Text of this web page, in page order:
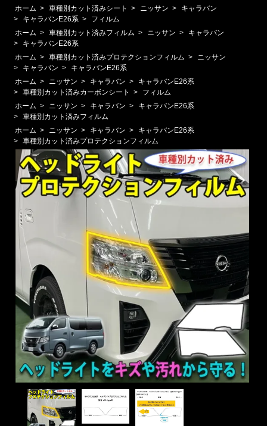
ホーム > 車種別カット済みシート > ニッサン >
キャラバン
>
キャラバンE26系 >
フィルム
ホーム > 車種別カット済みフィルム > ニッサン >
キャラバン
>
キャラバンE26系
ホーム > 車種別カット済みプロテクションフィルム >
ニッサン
>
キャラバン >
キャラバンE26系
ホーム > ニッサン > キャラバン >
キャラバンE26系
> 車種別カット済みカーボンシート >
フィルム
ホーム > ニッサン > キャラバン >
キャラバンE26系
> 車種別カット済みフィルム
ホーム > ニッサン > キャラバン >
キャラバンE26系
> 車種別カット済みプロテクションフィルム